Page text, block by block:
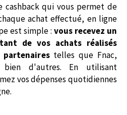
cashback qui vous permet de
achat effectué, en ligne
est simple : vous recevez un
de vos achats réalisés
partenairestelles que Fnac,
bien d'autres. En utilisant
vos dépenses quotidiennes